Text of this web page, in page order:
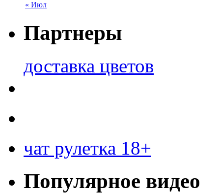
« Июл
Партнеры
доставка цветов
чат рулетка 18+
Популярное видео